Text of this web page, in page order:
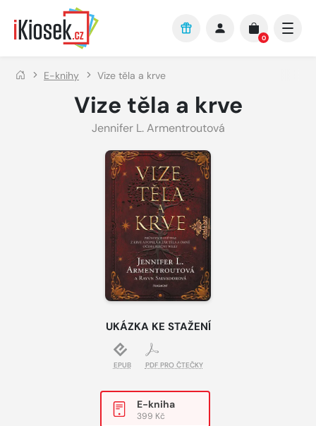
Přejít na hlavní obsah
0
E-knihy Vize těla a krve
Vize těla a krve
Jennifer L. Armentroutová
UKÁZKA KE STAŽENÍ
EPUB PDF PRO ČTEČKY
E-kniha
399 Kč